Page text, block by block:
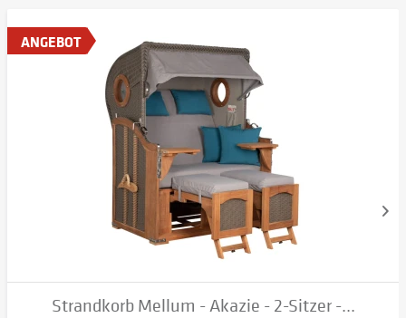
ANGEBOT
Strandkorb Mellum - Akazie - 2-Sitzer -...